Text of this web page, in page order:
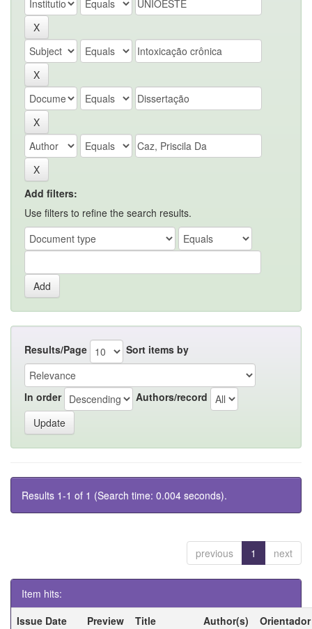
Add filters:
Use filters to refine the search results.
Results/Page Sort items by
In order Authors/record
Results 1-1 of 1 (Search time: 0.004 seconds).
previous 1 next
Item hits:
Issue Date
Preview Title Author(s) Orientador